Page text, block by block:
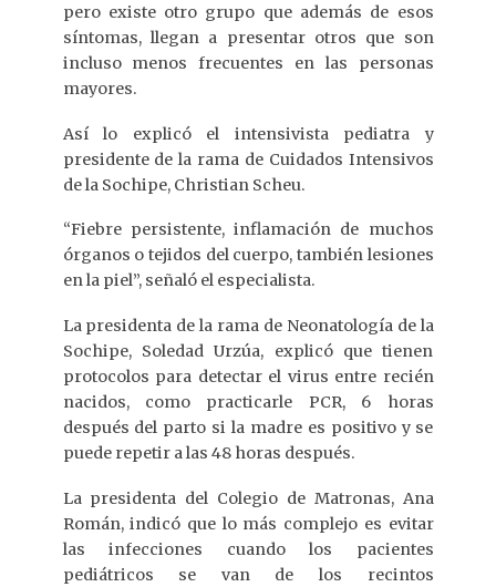
pero existe otro grupo que además de esos
síntomas, llegan a presentar otros que son
incluso menos frecuentes en las personas
mayores.
Así lo explicó el intensivista pediatra y
presidente de la rama de Cuidados Intensivos
de la Sochipe, Christian Scheu.
“Fiebre persistente, inflamación de muchos
órganos o tejidos del cuerpo, también lesiones
en la piel”, señaló el especialista.
La presidenta de la rama de Neonatología de la
Sochipe, Soledad Urzúa, explicó que tienen
protocolos para detectar el virus entre recién
nacidos, como practicarle PCR, 6 horas
después del parto si la madre es positivo y se
puede repetir a las 48 horas después.
La presidenta del Colegio de Matronas, Ana
Román, indicó que lo más complejo es evitar
las infecciones cuando los pacientes
pediátricos se van de los recintos